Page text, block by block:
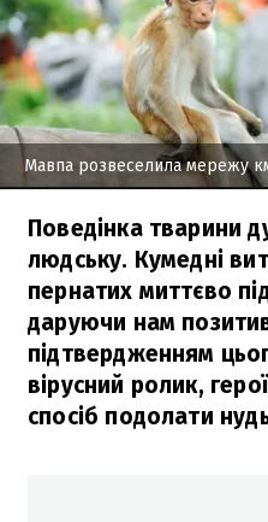
Мавпа розвеселила мережу
Поведінка тварини
людську. Кумедні
пернатих миттєво
даруючи нам
підтвердженням
вірусний ролик,
спосіб подолати